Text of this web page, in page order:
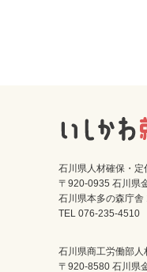
石川県人材確保・定
〒920-0935 石川県
石川県本多の森庁舎
TEL 076-235-4510
石川県商工労働部
〒920-8580 石川県